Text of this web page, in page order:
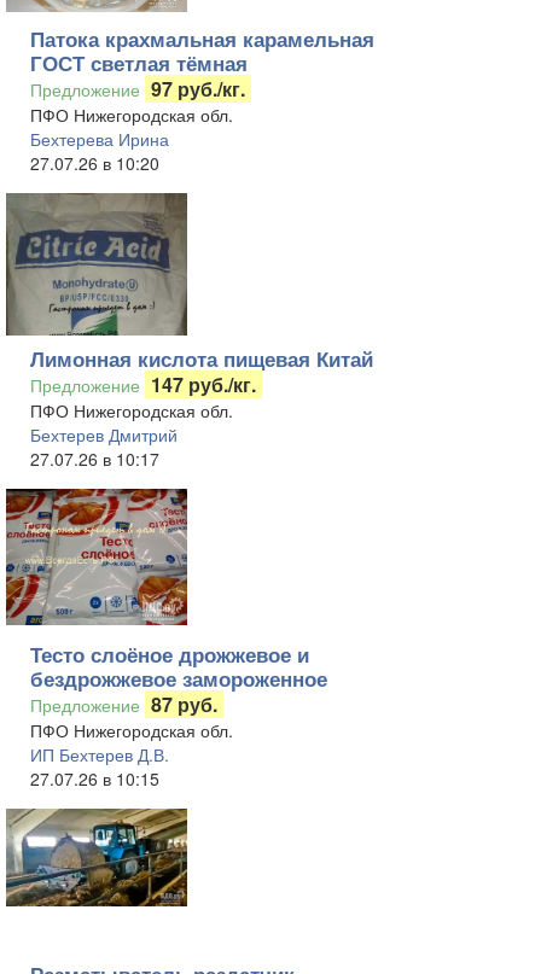
Патока крахмальная карамельная
ГОСТ светлая тёмная
Предложение 97 руб./кг.
ПФО Нижегородская обл.
Бехтерева Ирина
27.07.26 в 10:20
Лимонная кислота пищевая Китай
Предложение 147 руб./кг.
ПФО Нижегородская обл.
Бехтерев Дмитрий
27.07.26 в 10:17
Тесто слоёное дрожжевое и
бездрожжевое замороженное
Предложение 87 руб.
ПФО Нижегородская обл.
ИП Бехтерев Д.В.
27.07.26 в 10:15